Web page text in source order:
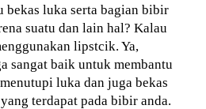
luka serta bagian bibir
suatu dan lain hal? Kalau
lipstcik. Ya,
sangat baik untuk membantu
luka dan juga bekas
terdapat pada bibir anda.